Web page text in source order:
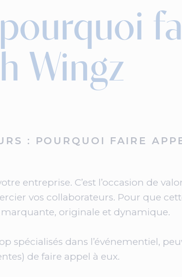
Wingz
: POURQUOI FAIRE
entreprise. C’est l’occasion de
vos collaborateurs. Pour que
originale et dynamique.
spécialisés dans l’événementiel,
de faire appel à eux.